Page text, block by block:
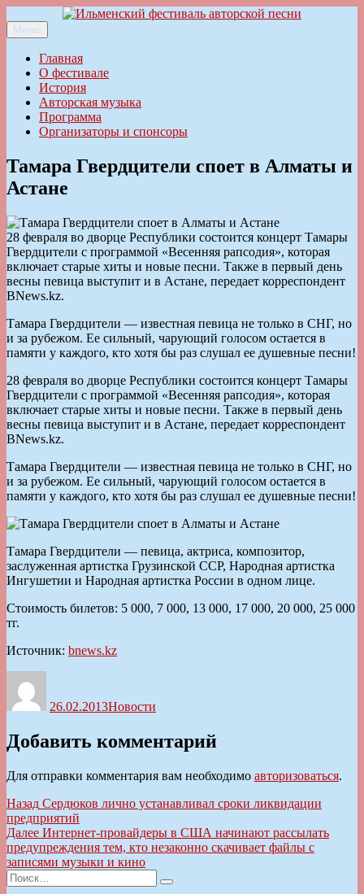
к
содержимому
Ильменский фестиваль авторской песни
Меню
Главная
О фестивале
История
Авторская музыка
Программа
Организаторы и спонсоры
Тамара Гвердцители споет в Алматы и
Астане
28 февраля во дворце Республики состоится концерт Тамары
Гвердцители с программой «Весенняя рапсодия», которая
включает старые хиты и новые песни. Также в первый день
весны певица выступит и в Астане, передает корреспондент
BNews.kz.
Тамара Гвердцители — известная певица не только в СНГ, но
и за рубежом. Ее сильный, чарующий голосом остается в
памяти у каждого, кто хотя бы раз слушал ее душевные песни!
28 февраля во дворце Республики состоится концерт Тамары
Гвердцители с программой «Весенняя рапсодия», которая
включает старые хиты и новые песни. Также в первый день
весны певица выступит и в Астане, передает корреспондент
BNews.kz.
Тамара Гвердцители — известная певица не только в СНГ, но
и за рубежом. Ее сильный, чарующий голосом остается в
памяти у каждого, кто хотя бы раз слушал ее душевные песни!
Тамара Гвердцители — певица, актриса, композитор,
заслуженная артистка Грузинской ССР, Народная артистка
Ингушетии и Народная артистка России в одном лице.
Стоимость билетов: 5 000, 7 000, 13 000, 17 000, 20 000, 25 000
тг.
Источник: bnews.kz
26.02.2013Новости
Добавить комментарий
Для отправки комментария вам необходимо авторизоваться.
Навигация
по
записям
Назад Предыдущая
запись:
Сердюков лично устанавливал сроки ликвидации
предприятий
Далее Следующая
запись:
Интернет-провайдеры в США начинают рассылать
предупреждения тем, кто незаконно скачивает файлы с
записями музыки и кино
Искать:
Поиск